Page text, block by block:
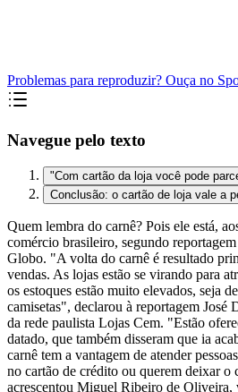
Problemas para reproduzir? Ouça no
Navegue pelo texto
"Com cartão da loja você pode
Conclusão: o cartão de loja vale a
Quem lembra do carnê? Pois ele está,
comércio brasileiro, segundo
Globo. "A volta do carnê é resultado
vendas. As lojas estão se virando para
os estoques estão muito elevados, seja
camisetas", declarou à reportagem José
da rede paulista Lojas Cem. "Estão
datado, que também disseram que ia
carnê tem a vantagem de atender
no cartão de crédito ou querem deixar o
acrescentou Miguel Ribeiro de Oliveira,